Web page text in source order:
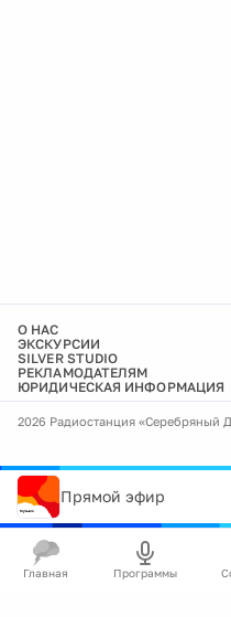
О НАС
ЭКСКУРСИИ
SILVER STUDIO
РЕКЛАМОДАТЕЛЯМ
ЮРИДИЧЕСКАЯ ИНФОРМАЦИЯ
2026 Радиостанция «Серебряный
Прямой эфир
Главная Программы